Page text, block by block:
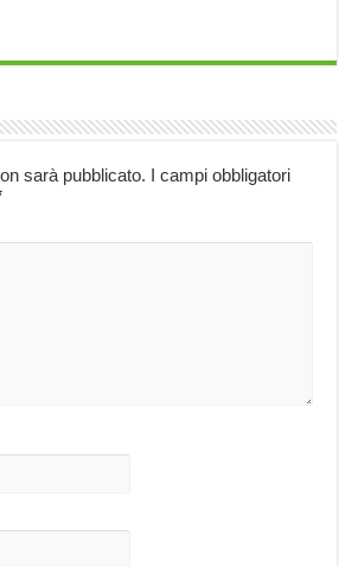
sarà pubblicato. I campi obbligatori